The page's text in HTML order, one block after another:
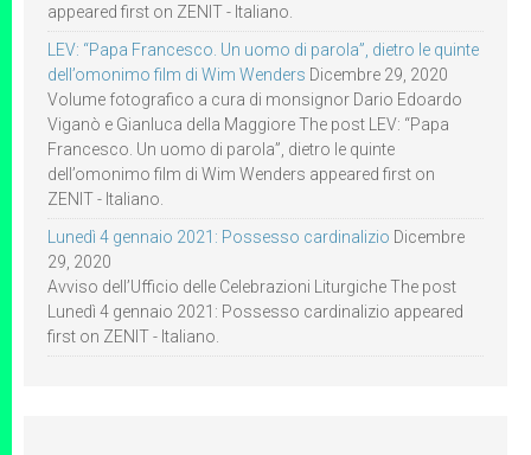
appeared first on ZENIT - Italiano.
LEV: “Papa Francesco. Un uomo di parola”, dietro le quinte
dell’omonimo film di Wim Wenders Dicembre 29, 2020
Volume fotografico a cura di monsignor Dario Edoardo
Viganò e Gianluca della Maggiore The post LEV: “Papa
Francesco. Un uomo di parola”, dietro le quinte
dell’omonimo film di Wim Wenders appeared first on
ZENIT - Italiano.
Lunedì 4 gennaio 2021: Possesso cardinalizio Dicembre
29, 2020
Avviso dell’Ufficio delle Celebrazioni Liturgiche The post
Lunedì 4 gennaio 2021: Possesso cardinalizio appeared
first on ZENIT - Italiano.